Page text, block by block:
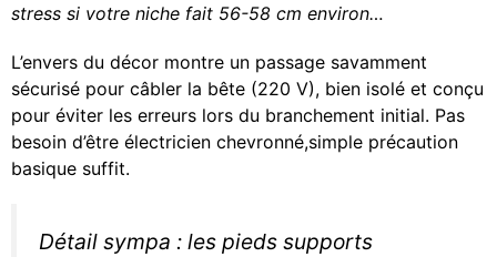
stress si votre niche fait 56-58 cm environ…
L’envers du décor montre un passage savamment
sécurisé pour câbler la bête (220 V), bien isolé et conçu
pour éviter les erreurs lors du branchement initial. Pas
besoin d’être électricien chevronné,simple précaution
basique suffit.
Détail sympa : les pieds supports